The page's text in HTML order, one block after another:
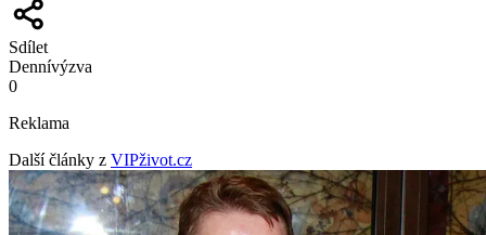
Sdílet
Dennívýzva
0
Reklama
Další články z VIPživot.cz